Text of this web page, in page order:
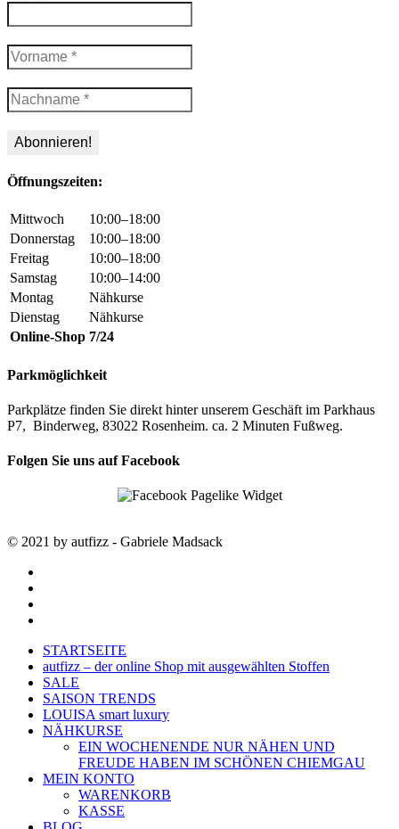
Öffnungszeiten:
Mittwoch
10:00–18:00
Donnerstag
10:00–18:00
Freitag
10:00–18:00
Samstag
10:00–14:00
Montag
Nähkurse
Dienstag
Nähkurse
Online-Shop 7/24
Parkmöglichkeit
Parkplätze finden Sie direkt hinter unserem Geschäft im Parkhaus
P7, Binderweg, 83022 Rosenheim. ca. 2 Minuten Fußweg.
Folgen Sie uns auf Facebook
© 2021 by autfizz - Gabriele Madsack
Close
Menu
STARTSEITE
autfizz – der online Shop mit ausgewählten Stoffen
SALE
SAISON TRENDS
LOUISA smart luxury
NÄHKURSE
EIN WOCHENENDE NUR NÄHEN UND
FREUDE HABEN IM SCHÖNEN CHIEMGAU
MEIN KONTO
WARENKORB
KASSE